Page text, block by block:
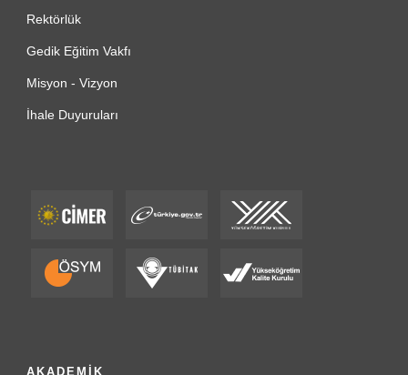
Rektörlük
Gedik Eğitim Vakfı
Misyon - Vizyon
İhale Duyuruları
AKADEMİK